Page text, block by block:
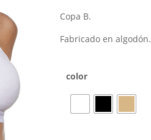
Copa B.
Fabricado en algodón.
color